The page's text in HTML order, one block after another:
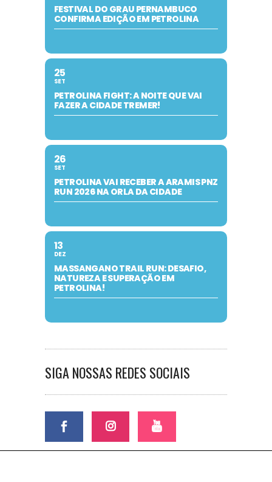
FESTIVAL DO GRAU PERNAMBUCO
CONFIRMA EDIÇÃO EM PETROLINA
25
SET
PETROLINA FIGHT: A NOITE QUE VAI
FAZER A CIDADE TREMER!
26
SET
PETROLINA VAI RECEBER A ARAMIS PNZ
RUN 2026 NA ORLA DA CIDADE
13
DEZ
MASSANGANO TRAIL RUN: DESAFIO,
NATUREZA E SUPERAÇÃO EM
PETROLINA!
SIGA NOSSAS REDES SOCIAIS